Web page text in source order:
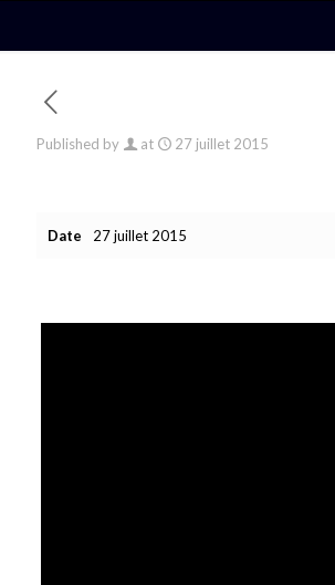
Published by at 27 juillet 2015
Date 27 juillet 2015